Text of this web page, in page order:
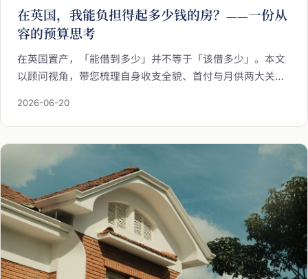
在英国，我能负担得起多少钱的房？——一份从
容的预算思考
在英国置产，「能借到多少」并不等于「该借多少」。本文
以顾问视角，带您梳理自身收支全貌、首付与月供两大关键
每一笔置业决定都走得安心而长远。
2026-06-20